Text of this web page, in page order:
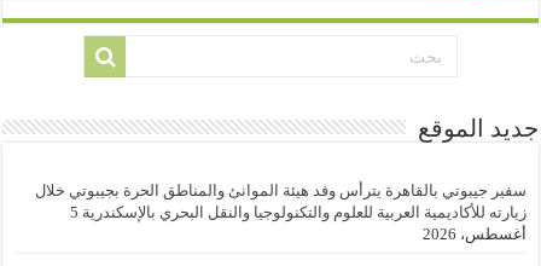
جديد الموقع
سفير جيبوتي بالقاهرة يترأس وفد هيئة الموانئ والمناطق الحرة بجيبوتي خلال
زيارته للأكاديمية العربية للعلوم والتكنولوجيا والنقل البحري بالإسكندرية 5
أغسطس، 2026